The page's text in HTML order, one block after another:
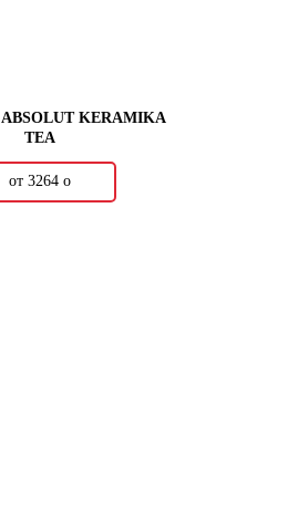
ABSOLUT KERAMIKA
TEA
от 3264 о